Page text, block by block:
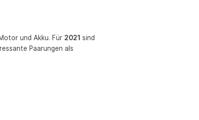
und Akku. Für 2021 sind
Paarungen als